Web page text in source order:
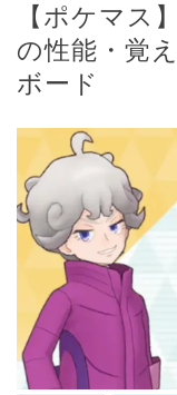
【ポケマス
の性能・覚
ボード